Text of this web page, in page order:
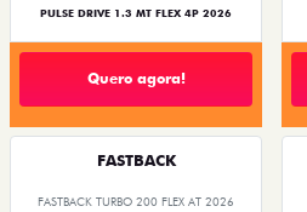
PULSE DRIVE 1.3 MT FLEX 4P 2026
Quero agora!
FASTBACK
FASTBACK TURBO 200 FLEX AT 2026